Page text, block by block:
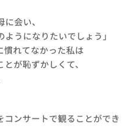
会い、
ようになりたいでしょう」
慣れてなかった私は
が恥ずかしくて、
ンサートで観ることができ